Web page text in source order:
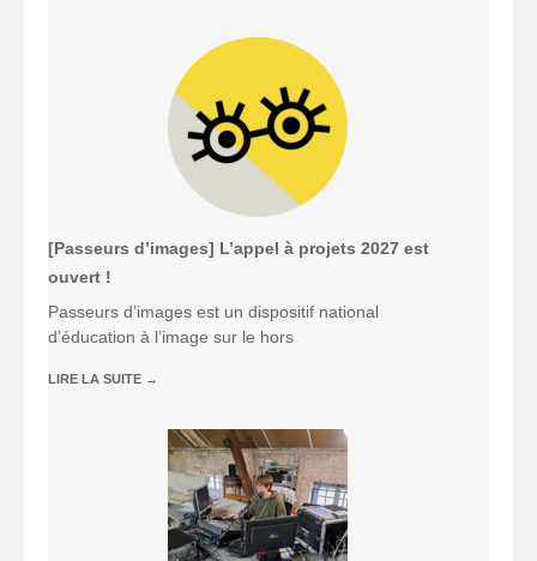
[Passeurs d’images] L’appel à projets 2027 est
ouvert !
Passeurs d’images est un dispositif national
d’éducation à l’image sur le hors
LIRE LA SUITE →